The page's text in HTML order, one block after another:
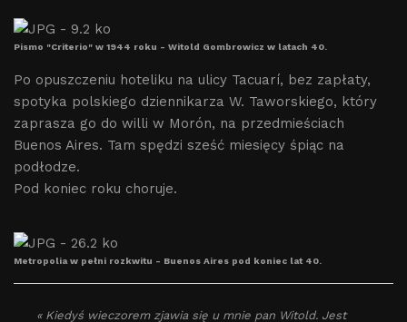
Pismo "Criterio" w 1944 roku - Witold Gombrowicz w latach 40.
Po opuszczeniu hoteliku na ulicy Tacuarí, bez zapłaty,
spotyka polskiego dziennikarza W. Taworskiego, który
zaprasza go do willi w Morón, na przedmieściach
Buenos Aires. Tam spędzi sześć miesięcy śpiąc na
podłodze.
Pod koniec roku choruje.
Metropolia w pełni rozkwitu - Buenos Aires pod koniec lat 40.
« Kiedyś wieczorem zjawia się u mnie pan Witold. Jest